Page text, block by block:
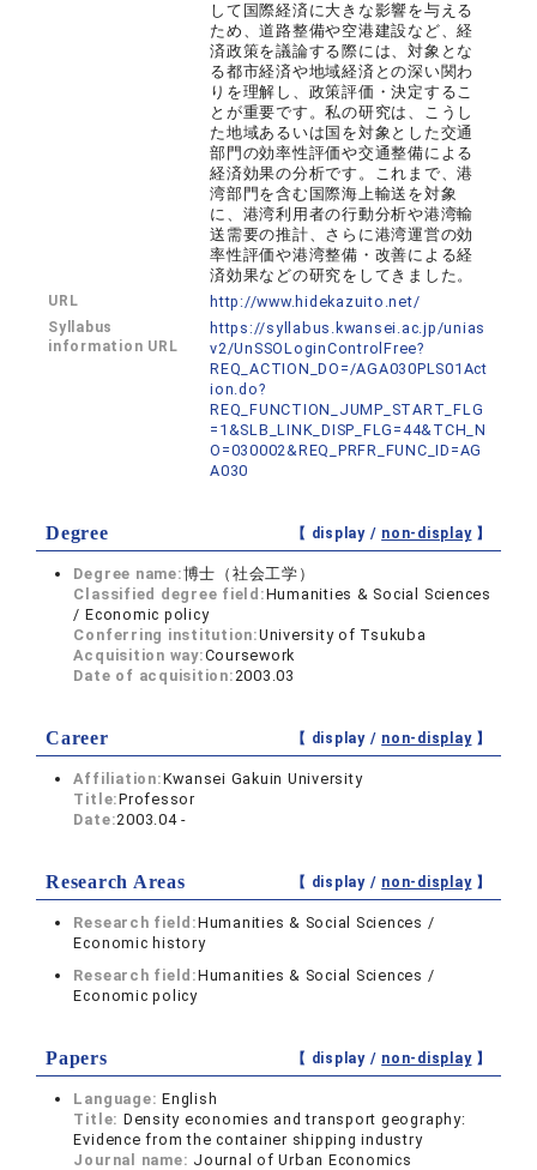
して国際経済に大きな影響を与える
ため、道路整備や空港建設など、経
済政策を議論する際には、対象とな
る都市経済や地域経済との深い関わ
りを理解し、政策評価・決定するこ
とが重要です。私の研究は、こうし
た地域あるいは国を対象とした交通
部門の効率性評価や交通整備による
経済効果の分析です。これまで、港
湾部門を含む国際海上輸送を対象
に、港湾利用者の行動分析や港湾輸
送需要の推計、さらに港湾運営の効
率性評価や港湾整備・改善による経
済効果などの研究をしてきました。
URL http://www.hidekazuito.net/
Syllabus
information URL
https://syllabus.kwansei.ac.jp/unias
v2/UnSSOLoginControlFree?
REQ_ACTION_DO=/AGA030PLS01Act
ion.do?
REQ_FUNCTION_JUMP_START_FLG
=1&SLB_LINK_DISP_FLG=44&TCH_N
O=030002&REQ_PRFR_FUNC_ID=AG
A030
Degree 【 display / non-display】
Degree name:博士（社会工学）
Classified degree field:Humanities & Social Sciences
/ Economic policy
Conferring institution:University of Tsukuba
Acquisition way:Coursework
Date of acquisition:2003.03
Career 【 display / non-display】
Affiliation:Kwansei Gakuin University
Title:Professor
Date:2003.04 -
Research Areas 【 display / non-display】
Research field:Humanities & Social Sciences /
Economic history
Research field:Humanities & Social Sciences /
Economic policy
Papers 【 display / non-display】
Language:English
Title: Density economies and transport geography:
Evidence from the container shipping industry
Journal name: Journal of Urban Economics